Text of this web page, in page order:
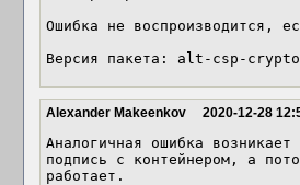
Ошибка не воспроизводится,
Версия пакета: alt-csp-
Alexander Makeenkov 2020-12-28
Аналогичная ошибка
подпись с контейнером, а
работает.